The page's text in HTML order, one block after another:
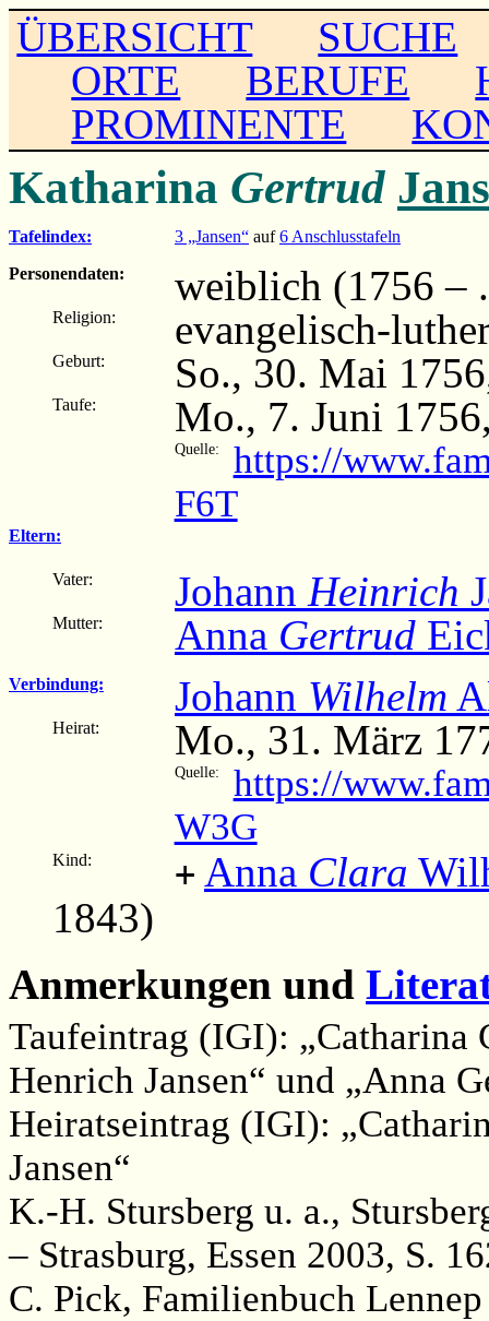
ÜBERSICHT
SUCHE
ORTE
BERUFE
PROMINENTE
Katharina Gertrud
Tafelindex: 3 „Jansen“ auf6 Anschlusstafeln
Personendaten:
weiblich (1756 –
Religion: evangelisch-
Geburt: So., 30. Mai
Taufe: Mo., 7. Juni
Quelle:
https://
F6T
Eltern:
Vater: Johann Heinrich
Mutter: Anna Gertrud
Verbindung: Johann Wilhelm
Heirat: Mo., 31. März
Quelle:
https://
W3G
Kind: + Anna Clara
1843)
Anmerkungen und
Taufeintrag (IGI): „Catharina
Henrich Jansen“ und „Anna
Heiratseintrag (IGI):
Jansen“
K.-H. Stursberg u. a.,
– Strasburg, Essen 2003, S.
C. Pick, Familienbuch